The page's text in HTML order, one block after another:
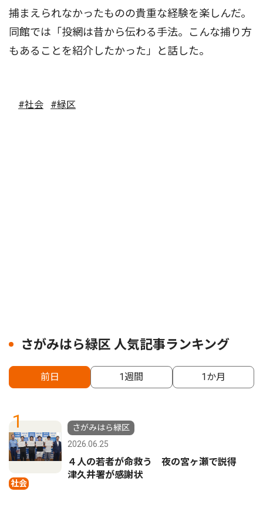
捕まえられなかったものの貴重な経験を楽しんだ。
同館では「投網は昔から伝わる手法。こんな捕り方
もあることを紹介したかった」と話した。
#社会 #緑区
さがみはら緑区 人気記事ランキング
前日 1週間 1か月
1
社会
さがみはら緑区
2026.06.25
４人の若者が命救う 夜の宮ヶ瀬で説得
津久井署が感謝状